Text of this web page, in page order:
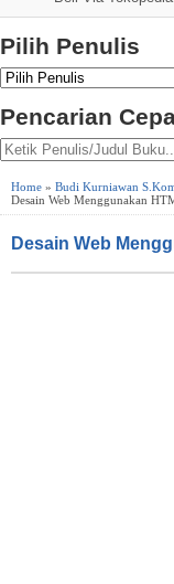
Pilih Penulis
Pencarian
Home » Budi Kurniawan
Desain Web Menggunakan
Desain Web